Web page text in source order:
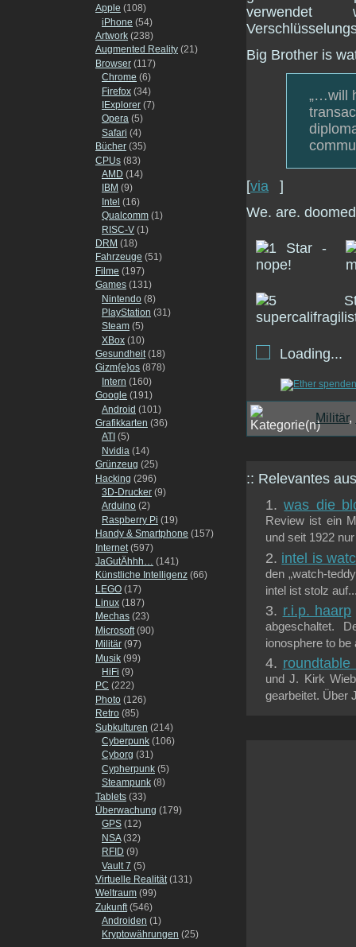
Apple (108)
iPhone (54)
Artwork (238)
Augmented Reality (21)
Browser (117)
Chrome (6)
Firefox (34)
IExplorer (7)
Opera (5)
Safari (4)
Bücher (35)
CPUs (83)
AMD (14)
IBM (9)
Intel (16)
Qualcomm (1)
RISC-V (1)
DRM (18)
Fahrzeuge (51)
Filme (197)
Games (131)
Nintendo (8)
PlayStation (31)
Steam (5)
XBox (10)
Gesundheit(18)
Gizm{e}os (878)
Intern (160)
Google (191)
Android (101)
Grafikkarten (36)
ATI (5)
Nvidia (14)
Grünzeug (25)
Hacking (296)
3D-Drucker (9)
Arduino (2)
Raspberry Pi (19)
Handy & Smartphone (157)
Internet (597)
JaGutÄhhh… (141)
Künstliche Intelligenz (66)
LEGO (17)
Linux (187)
Mechas (23)
Microsoft(90)
Militär (97)
Musik (99)
HiFi (9)
PC (222)
Photo (126)
Retro (85)
Subkulturen (214)
Cyberpunk (106)
Cyborg (31)
Cypherpunk (5)
Steampunk (8)
Tablets (33)
Überwachung (179)
GPS (12)
NSA(32)
RFID (9)
Vault 7 (5)
Virtuelle Realität(131)
Weltraum (99)
Zukunft (546)
Androiden (1)
Kryptowährungen (25)
Big Brother is
„…will
[via
]
We. are.
Loading...
Militär,
:: Relevantes
was die
Review ist ein
und seit 1922
intel is
den „watch-
intel ist stolz
r.i.p. haarp
abgeschaltet.
ionosphere to be
roundtable
und J. Kirk
gearbeitet. Über